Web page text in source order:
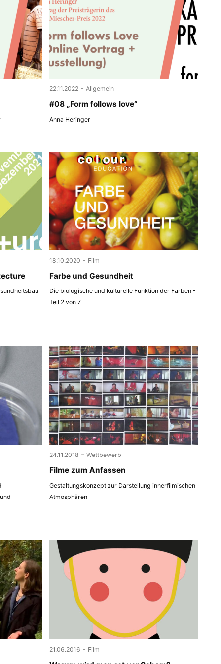
22.11.2022 - Allgemein
#08 „Form follows love“
Anna Heringer
18.10.2020 - Film
Farbe und Gesundheit
Die biologische und kulturelle Funktion der Farben -
Teil 2 von 7
24.11.2018 - Wettbewerb
Filme zum Anfassen
Gestaltungskonzept zur Darstellung innerfilmischen
Atmosphären
21.06.2016 - Film